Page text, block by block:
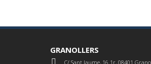
GRANOLLERS
C/ Sant Jaume, 16 1r, 08401